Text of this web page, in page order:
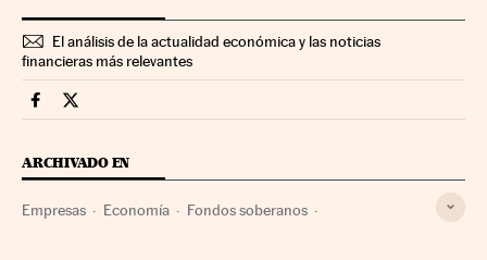
El análisis de la actualidad económica y las noticias
financieras más relevantes
Companias Cinco Días en Facebook
Companias Cinco Días en Twitter
ARCHIVADO EN
Empresas Economía Fondos soberanos